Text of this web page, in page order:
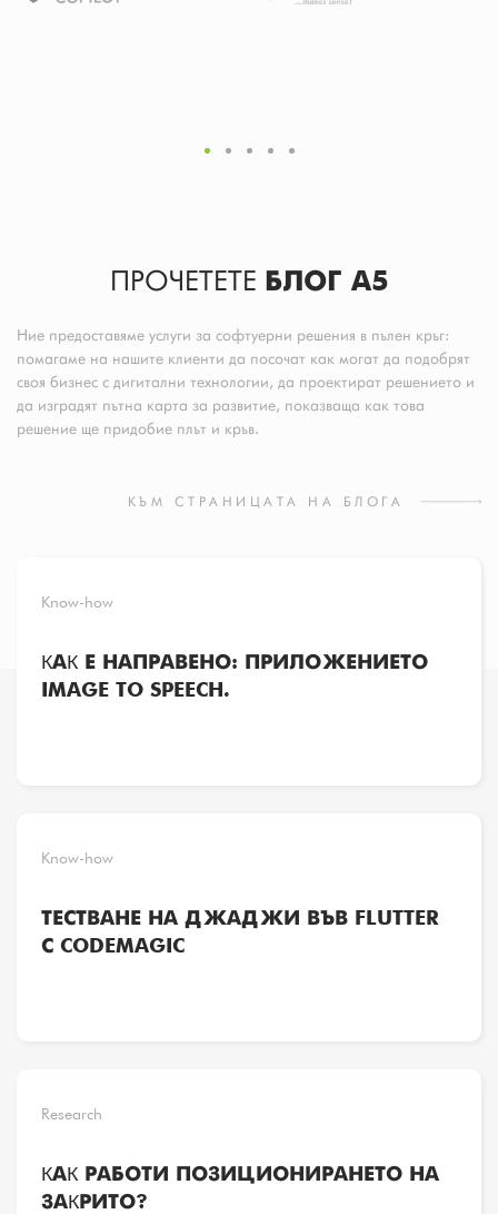
ПРОЧЕТЕТЕ БЛОГ A5
Ние предоставяме услуги за софтуерни решения в пълен кръг:
помагаме на нашите клиенти да посочат как могат да подобрят
своя бизнес с дигитални технологии, да проектират решението и
да изградят пътна карта за развитие, показваща как това
решение ще придобие плът и кръв.
КЪМ СТРАНИЦАТА НА БЛОГА
Know-how
КАК Е НАПРАВЕНО: ПРИЛОЖЕНИЕТО
IMAGE TO SPEECH.
Know-how
ТЕСТВАНЕ НА ДЖАДЖИ ВЪВ FLUTTER
С CODEMAGIC
Research
КАК РАБОТИ ПОЗИЦИОНИРАНЕТО НА
ЗАКРИТО?